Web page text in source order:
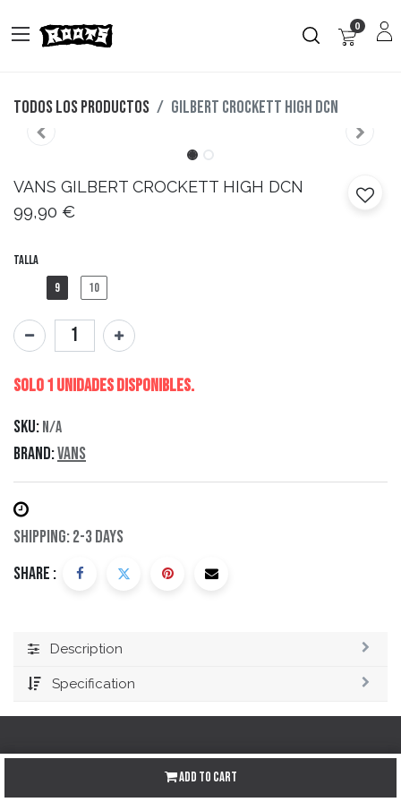
0
Todos los productos GILBERT CROCKETT HIGH DCN
VANS GILBERT CROCKETT HIGH DCN
99,90 €
Talla
9
10
Add to Cart
Solo 1 Unidades disponibles.
SKU:N/A
Brand:Vans
Shipping: 2-3 Days
Share :
Description
Specification
Redes sociales